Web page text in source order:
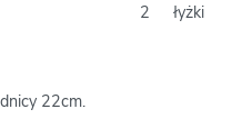
2 łyżki
22cm.